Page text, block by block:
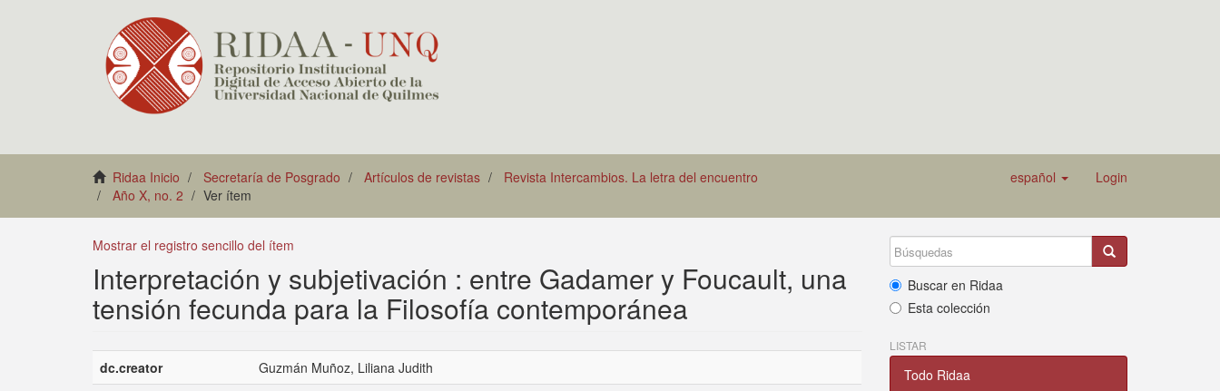
Ridaa Inicio Secretaría de Posgrado Artículos de revistas
Revista Intercambios. La letra del encuentro
Año X, no. 2
Ver ítem
español Login
Mostrar el registro sencillo del ítem
Interpretación y subjetivación : entre Gadamer y Foucault, una
tensión fecunda para la Filosofía contemporánea
dc.creator
Guzmán Muñoz, Liliana Judith
Buscar en Ridaa
Esta colección
LISTAR
Todo Ridaa